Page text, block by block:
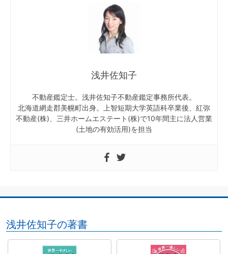
浅井佐知子
不動産鑑定士。浅井佐知子不動産鑑定事務所代表。
北海道網走郡美幌町出身。上智短期大学英語科卒業後、紅弥
不動産(株)、三井ホームエステート(株)で10年間主に法人営業
(土地の有効活用)を担当
浅井佐知子の著書